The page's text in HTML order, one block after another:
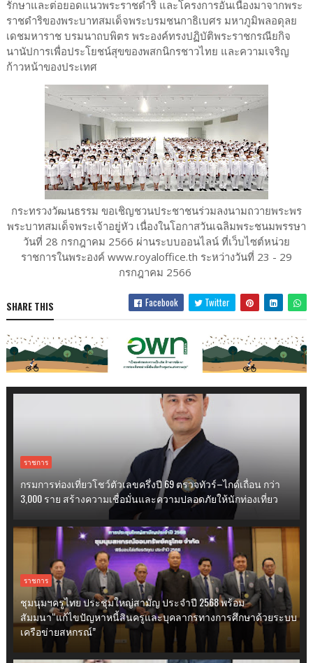
รักษาและต่อยอดแนวพระราชดำริ และโครงการอันเนื่องมาจากพระ
ราชดำริของพระบาทสมเด็จพระบรมชนกาธิเบศร มหาภูมิพลอดุลย
เดชมหาราช บรมนาถบพิตร พระองค์ทรงปฏิบัติพระราชกรณียกิจ
นานัปการเพื่อประโยชน์สุขของพสกนิกรชาวไทย และความเจริญ
ก้าวหน้าของประเทศ
กระทรวงวัฒนธรรม ขอเชิญชวนประชาชนร่วมลงนามถวายพระพร
พระบาทสมเด็จพระเจ้าอยู่หัว เนื่องในโอกาสวันเฉลิมพระชนมพรรษา
วันที่ 28 กรกฎาคม 2566 ผ่านระบบออนไลน์ ที่เว็บไซต์หน่วย
ราชการในพระองค์ www.royaloffice.th ระหว่างวันที่ 23 - 29
กรกฎาคม 2566
SHARE THIS Facebook Twitter
ราชการ
กรมการท่องเที่ยวโชว์ตัวเลขครึ่งปี 69 ตรวจทัวร์–ไกด์เถื่อน กว่า
3,000 ราย สร้างความเชื่อมั่นและความปลอดภัยให้นักท่องเที่ยว
ราชการ
ชุมนุมฯครูไทย ประชุมใหญ่สามัญ ประจำปี 2568 พร้อม
สัมมนา“แก้ไขปัญหาหนี้สินครูและบุคลากรทางการศึกษาด้วยระบบ
เครือข่ายสหกรณ์”